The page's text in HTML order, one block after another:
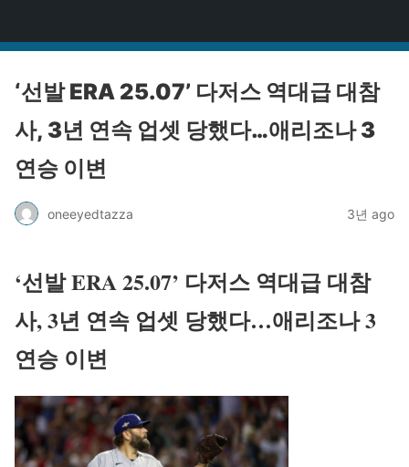
‘선발 ERA 25.07’ 다저스 역대급 대참
사, 3년 연속 업셋 당했다…애리조나 3
연승 이변
oneeyedtazza 3년 ago
‘선발 ERA 25.07’ 다저스 역대급 대참
사, 3년 연속 업셋 당했다…애리조나 3
연승 이변